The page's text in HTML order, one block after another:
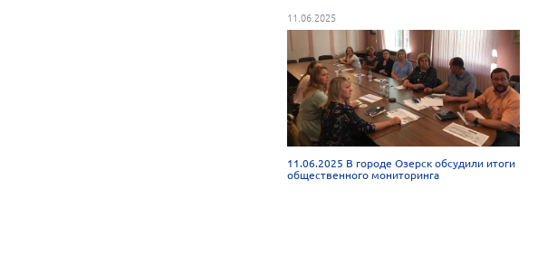
11.06.2025
11.06.2025 В городе Озерск обсудили итоги
общественного мониторинга